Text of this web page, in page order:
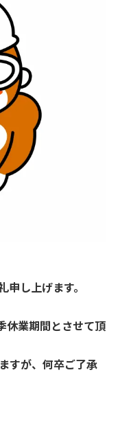
し上げます。
休業期間とさせて頂
すが、何卒ご了承